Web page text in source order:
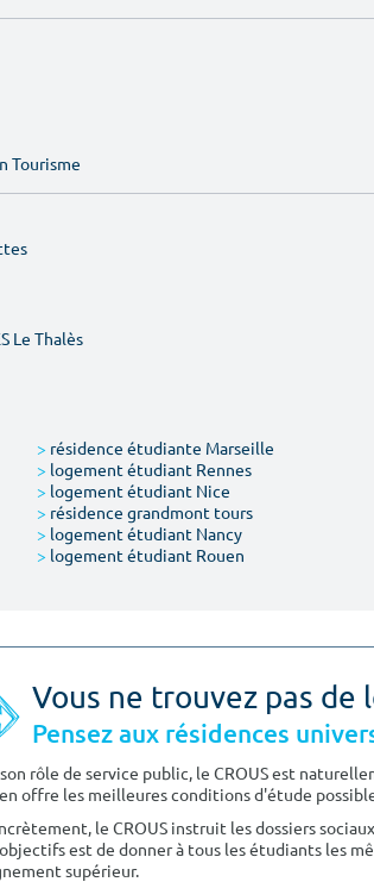
Tourisme
Le Thalès
> résidence étudiante Marseille
> logement étudiant Rennes
> logement étudiant Nice
> résidence grandmont tours
> logement étudiant Nancy
> logement étudiant Rouen
Vous ne trouvez pas de
Pensez aux résidences
rôle de service public, le CROUS est
offre les meilleures conditions d'étude
le CROUS instruit les dossiers
est de donner à tous les étudiants les
supérieur.